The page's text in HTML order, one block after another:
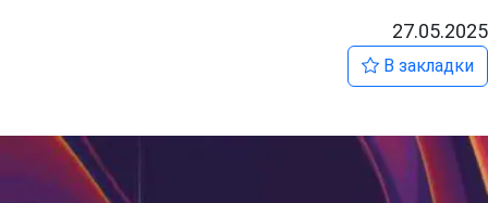
27.05.2025
В закладки